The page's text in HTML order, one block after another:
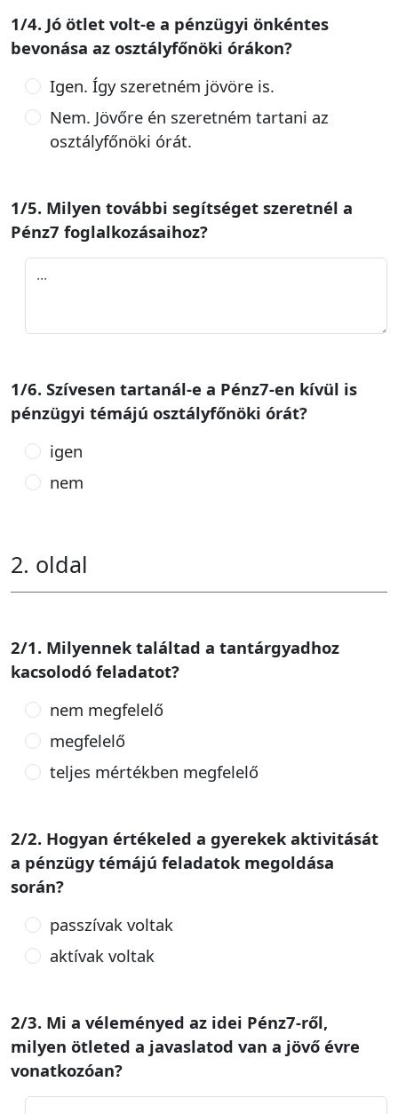
1/4. Jó ötlet volt-e a pénzügyi önkéntes
bevonása az osztályfőnöki órákon?
Igen. Így szeretném jövöre is.
Nem. Jövőre én szeretném tartani az
osztályfőnöki órát.
1/5. Milyen további segítséget szeretnél a
Pénz7 foglalkozásaihoz?
1/6. Szívesen tartanál-e a Pénz7-en kívül is
pénzügyi témájú osztályfőnöki órát?
igen
nem
2. oldal
2/1. Milyennek találtad a tantárgyadhoz
kacsolodó feladatot?
nem megfelelő
megfelelő
teljes mértékben megfelelő
2/2. Hogyan értékeled a gyerekek aktivitását
a pénzügy témájú feladatok megoldása
során?
passzívak voltak
aktívak voltak
2/3. Mi a véleményed az idei Pénz7-ről,
milyen ötleted a javaslatod van a jövő évre
vonatkozóan?